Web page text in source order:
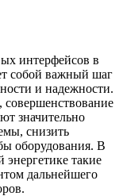
интерфейсов в
собой важный шаг
и надежности.
значительно
снизить
оборудования. В
такие
дальнейшего